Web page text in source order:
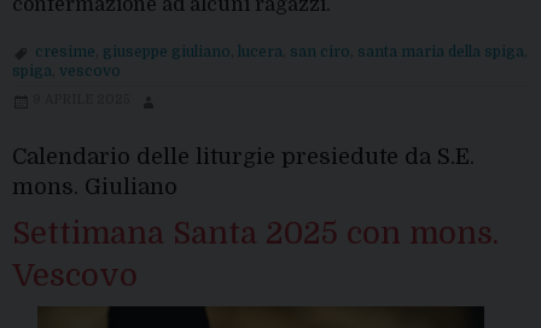
confermazione ad alcuni ragazzi.
cresime giuseppe giuliano lucera san ciro santa maria della spiga
spiga vescovo
Calendario delle liturgie presiedute da S.E.
mons. Giuliano
Settimana Santa 2025 con mons.
Vescovo